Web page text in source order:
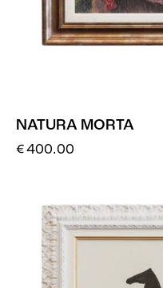
NATURA MORTA
€400.00